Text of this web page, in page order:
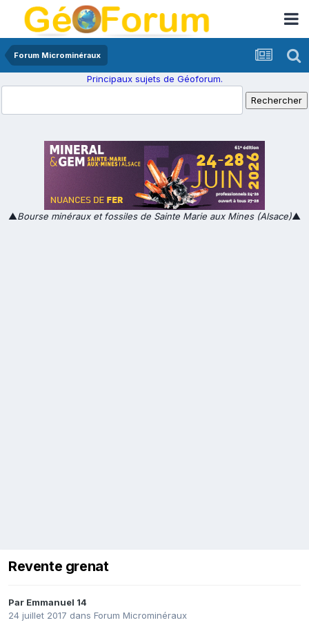
Forum Microminéraux
Principaux sujets de Géoforum.
▲Bourse minéraux et fossiles de Sainte Marie aux Mines (Alsace)▲
Revente grenat
Par Emmanuel 14
24 juillet 2017 dans Forum Microminéraux